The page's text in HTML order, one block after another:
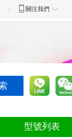
關注我們
型號列表